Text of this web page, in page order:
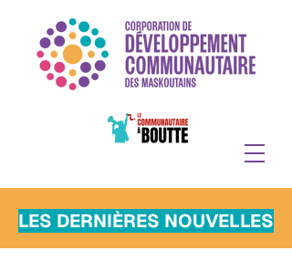
LES DERNIÈRES NOUVELLES